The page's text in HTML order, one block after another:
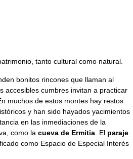
tanto cultural como natural.
bonitos rincones que llaman al
accesibles cumbres invitan a practicar
muchos de estos montes hay restos
y han sido hayados yacimientos
en las inmediaciones de la
como la cueva de Ermitia. El paraje
como Espacio de Especial Interés